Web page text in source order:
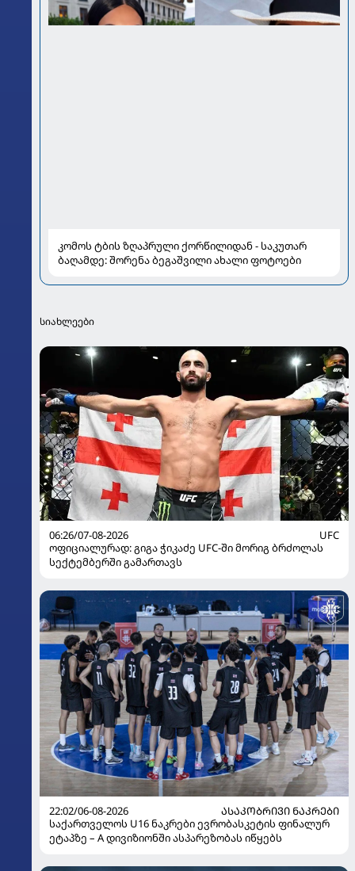
კომოს ტბის ზღაპრული ქორწილიდან - საკუთარ
ბაღამდე: შორენა ბეგაშვილი ახალი ფოტოები
სიახლეები
06:26/07-08-2026
UFC
ოფიციალურად: გიგა ჭიკაძე UFC-ში მორიგ ბრძოლას
სექტემბერში გამართავს
22:02/06-08-2026
ᲐᲡᲐᲙᲝᲑᲠᲘᲕᲘ ᲜᲐᲙᲠᲔᲑᲘ
საქართველოს U16 ნაკრები ევრობასკეტის ფინალურ
ეტაპზე – A დივიზიონში ასპარეზობას იწყებს